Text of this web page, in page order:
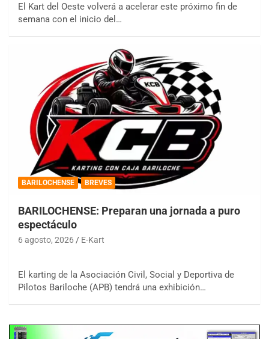
El Kart del Oeste volverá a acelerar este próximo fin de
semana con el inicio del…
BARILOCHENSE BREVES
BARILOCHENSE: Preparan una jornada a puro
espectáculo
6 agosto, 2026 E-Kart
El karting de la Asociación Civil, Social y Deportiva de
Pilotos Bariloche (APB) tendrá una exhibición…